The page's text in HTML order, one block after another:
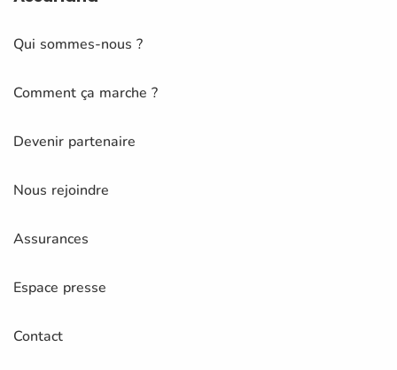
Qui sommes-nous ?
Comment ça marche ?
Devenir partenaire
Nous rejoindre
Assurances
Espace presse
Contact